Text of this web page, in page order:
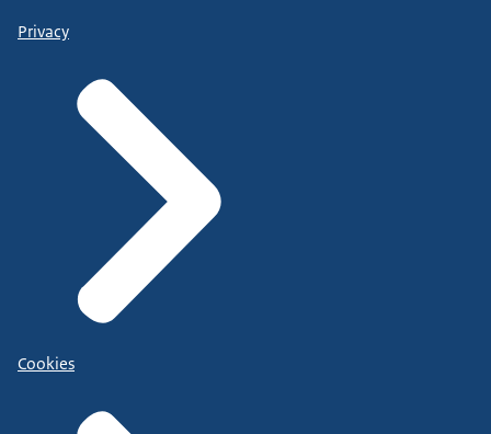
Privacy
Cookies